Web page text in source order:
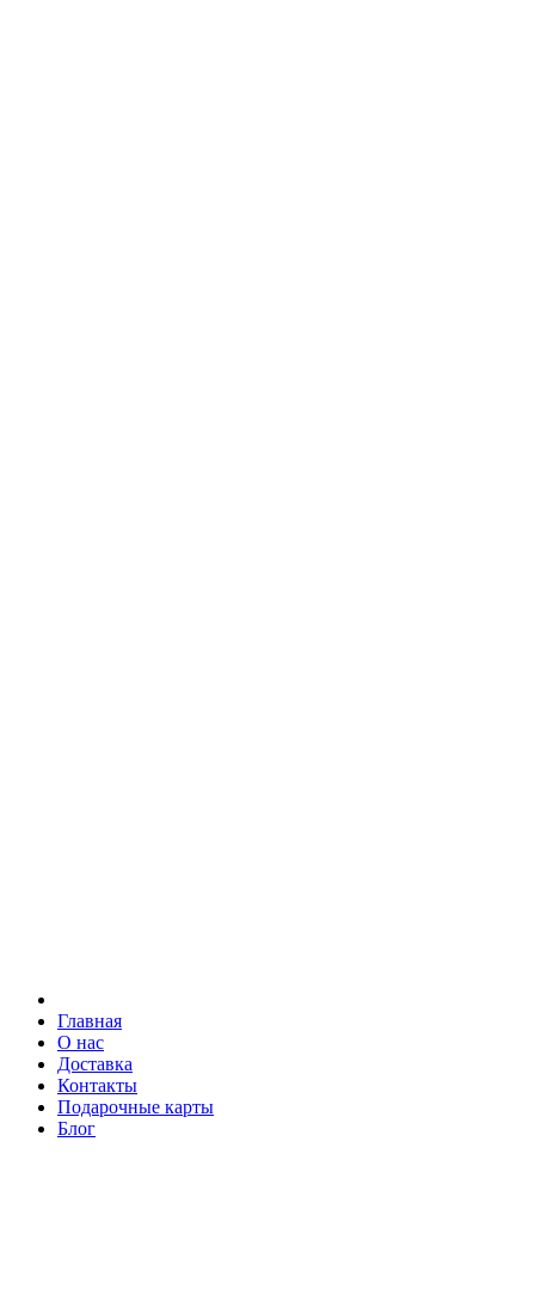
Главная
О нас
Доставка
Контакты
Подарочные карты
Блог